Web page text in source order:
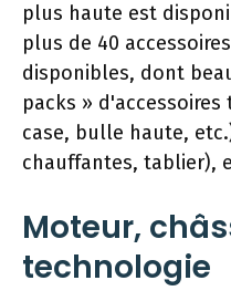
plus haute est
plus de 40
disponibles, dont
packs »
case, bulle haute,
chauffantes, tablier),
Moteur,
technologie